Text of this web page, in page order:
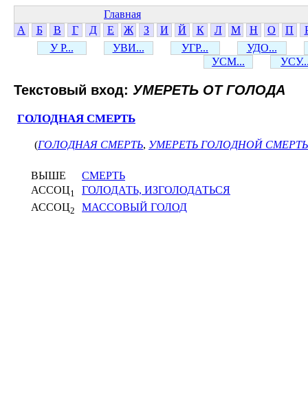
Главная
А
Б В Г Д Е Ж З И Й К Л М Н О П
У Р...
УВИ... УГР...
УДО...
УСМ...
Текстовый вход: УМЕРЕТЬ ОТ ГОЛОДА
ГОЛОДНАЯ СМЕРТЬ
(ГОЛОДНАЯ СМЕРТЬ, УМЕРЕТЬ ГОЛОДНОЙ
ВЫШЕ
СМЕРТЬ
АССОЦ1
ГОЛОДАТЬ, ИЗГОЛОДАТЬСЯ
АССОЦ2 МАССОВЫЙ ГОЛОД